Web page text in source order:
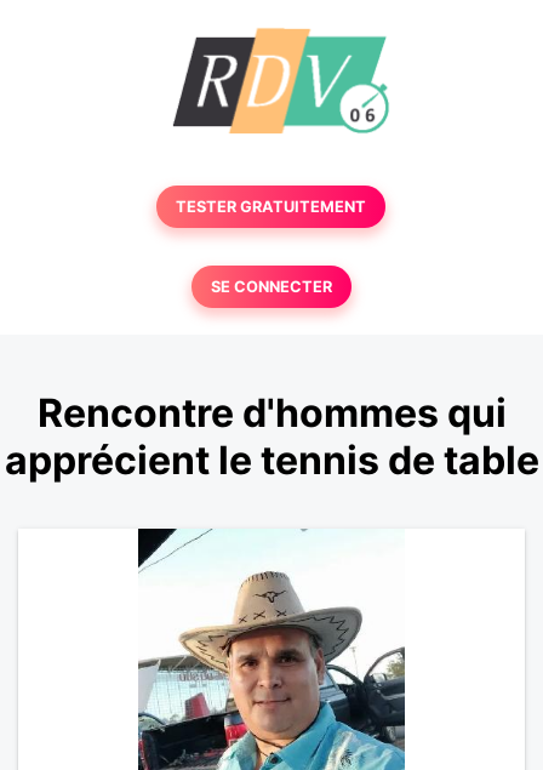
TESTER GRATUITEMENT
SE CONNECTER
Rencontre d'hommes qui
apprécient le tennis de table